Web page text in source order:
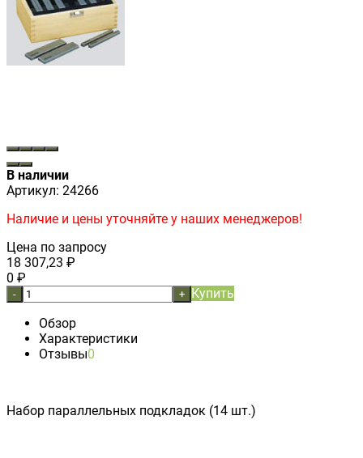
В наличии
Артикул: 24266
Наличие и цены уточняйте у наших менеджеров!
Цена по запросу
18 307,23 ₽
0 ₽
- + Купить
Обзор
Характеристики
Отзывы0
Набор параллельных подкладок (14 шт.)